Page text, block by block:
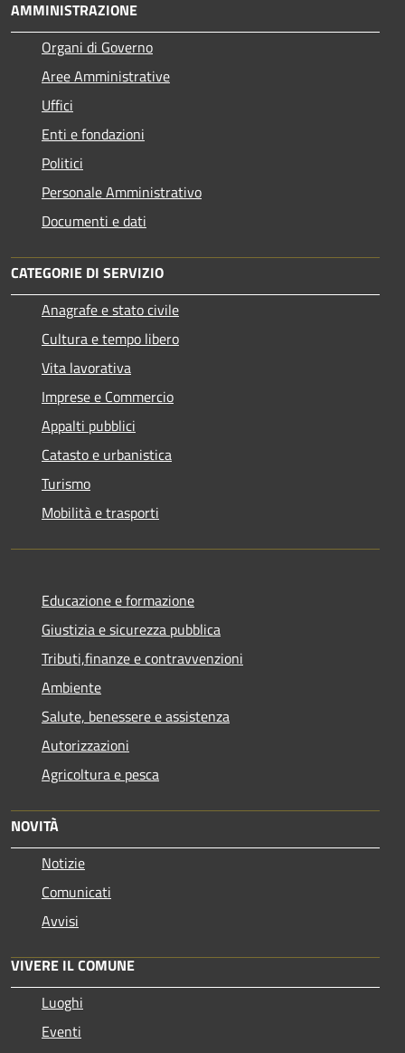
AMMINISTRAZIONE
Organi di Governo
Aree Amministrative
Uffici
Enti e fondazioni
Politici
Personale Amministrativo
Documenti e dati
CATEGORIE DI SERVIZIO
Anagrafe e stato civile
Cultura e tempo libero
Vita lavorativa
Imprese e Commercio
Appalti pubblici
Catasto e urbanistica
Turismo
Mobilità e trasporti
Educazione e formazione
Giustizia e sicurezza pubblica
Tributi,finanze e contravvenzioni
Ambiente
Salute, benessere e assistenza
Autorizzazioni
Agricoltura e pesca
NOVITÀ
Notizie
Comunicati
Avvisi
VIVERE IL COMUNE
Luoghi
Eventi